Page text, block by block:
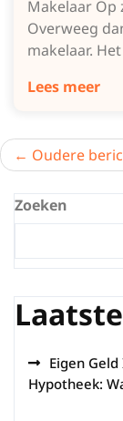
Makelaar Op
Overweeg
makelaar.
Lees meer
Oudere
Zoeken
Eigen
Hypotheek: